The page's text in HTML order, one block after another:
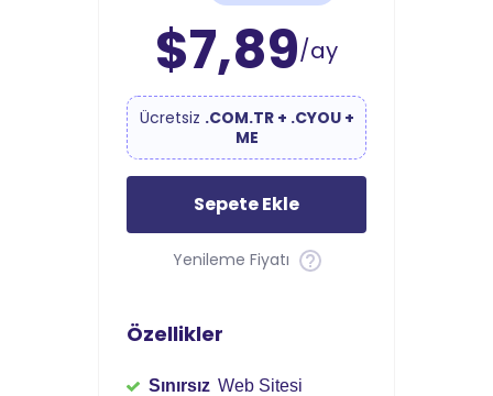
$7,89/ay
Ücretsiz .COM.TR + .CYOU +
ME
Sepete Ekle
Yenileme Fiyatı
Özellikler
Sınırsız Web Sitesi